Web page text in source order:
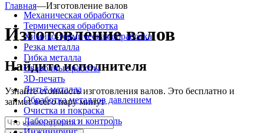
Механическая обработка
Термическая обработка
Химико-термическая обработка
Резка металла
Гибка металла
Сварочные работы
3D-печать
Литьё металла
Обработка металлов давлением
Очистка и покраска
Лаборатория и контроль
Главная—Изготовление валов
Изготовление валов
Найдите исполнителя
Узнайте стоимость изготовления валов. Это бесплатно и
займет всего пару минут